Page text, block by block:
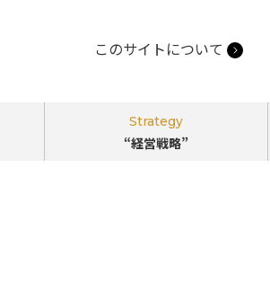
このサイトについて
Strategy
“経営戦略”
記事カテゴリ